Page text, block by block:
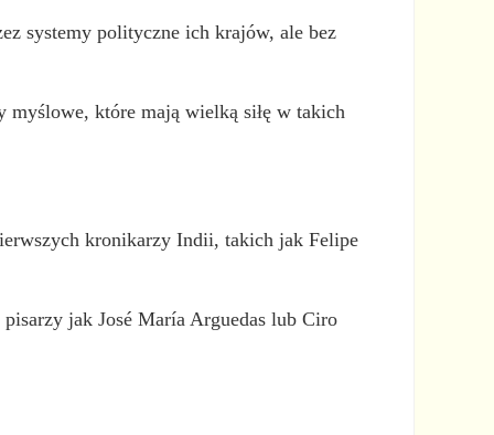
systemy polityczne ich krajów, ale bez
myślowe, które mają wielką siłę w takich
kronikarzy Indii, takich jak Felipe
jak José María Arguedas lub Ciro